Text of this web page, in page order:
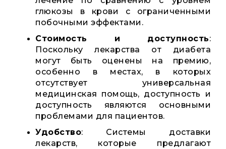
глюкозы в крови с ограниченными
побочными эффектами.
Стоимость и доступность:
Поскольку лекарства от диабета
могут быть оценены на премию,
особенно в местах, в которых
отсутствует универсальная
медицинская помощь, доступность и
доступность являются основными
проблемами для пациентов.
Удобство: Системы доставки
лекарств, которые предлагают